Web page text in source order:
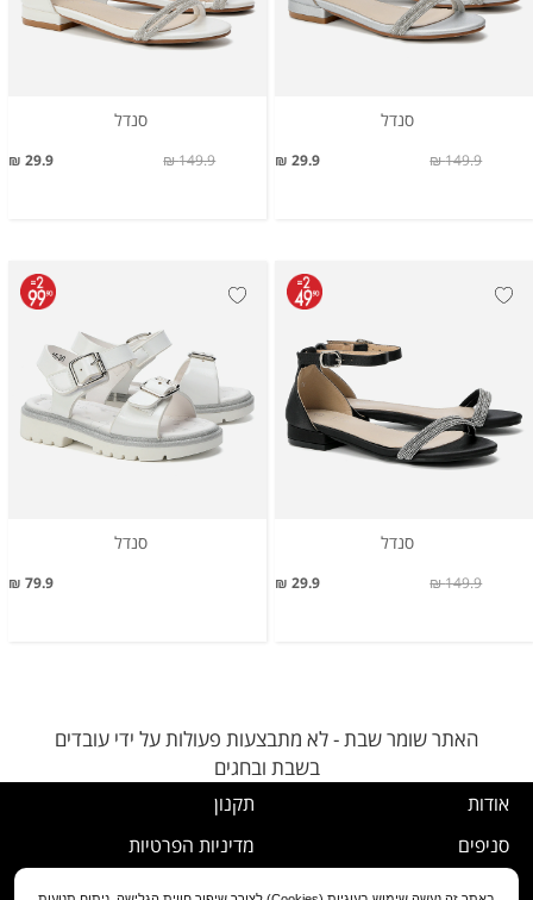
סנדל
29.9 ₪ 149.9 ₪
סנדל
29.9 ₪ 149.9 ₪
סנדל
29.9 ₪ 149.9 ₪
סנדל
79.9 ₪
האתר שומר שבת - לא מתבצעות פעולות על ידי עובדים
בשבת ובחגים
אודות
סניפים
תקנון
מדיניות הפרטיות
נוהל ביטול עסקה